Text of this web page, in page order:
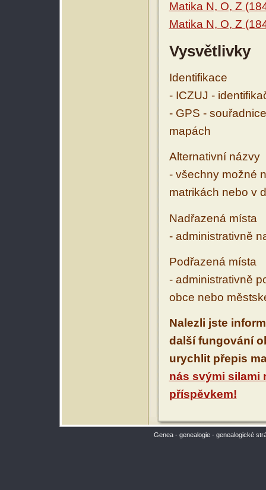
Matika N, O, Z
Matika N, O, Z
Vysvětlivky
Identifikace
- ICZUJ -
- GPS -
mapách
Alternativní názvy
- všechny možné
matrikách nebo v
Nadřazená místa
- administrativně
Podřazená místa
- administrativně
obce nebo
Nalezli jste
další fungování
urychlit přepis
nás svými silami
příspěvkem!
Genea - genealogie - genealogické